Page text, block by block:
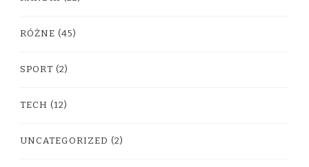
RÓŻNE (45)
SPORT (2)
TECH (12)
UNCATEGORIZED (2)